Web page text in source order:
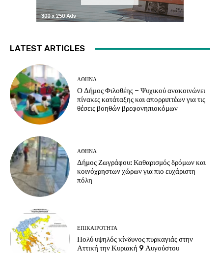
LATEST ARTICLES
ΑΘΗΝΑ
Ο Δήμος Φιλοθέης – Ψυχικού ανακοινώνει
πίνακες κατάταξης και απορριπτέων για τις
θέσεις βοηθών βρεφονηπιοκόμων
ΑΘΗΝΑ
Δήμος Ζωγράφου: Καθαρισμός δρόμων και
κοινόχρηστων χώρων για πιο ευχάριστη
πόλη
ΕΠΙΚΑΙΡΟΤΗΤΑ
Πολύ υψηλός κίνδυνος πυρκαγιάς στην
Αττική την Κυριακή 9 Αυγούστου